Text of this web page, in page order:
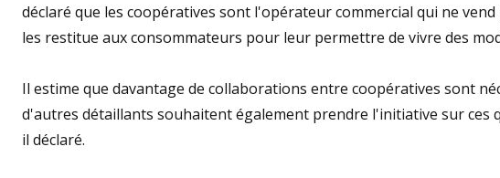
déclaré que les coopératives sont l'opérateur commercial qui ne
les restitue aux consommateurs pour leur permettre de vivre des
Il estime que davantage de collaborations entre coopératives sont
d'autres détaillants souhaitent également prendre l'initiative sur ces
il déclaré.